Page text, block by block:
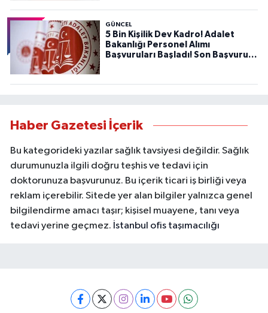
GÜNCEL
5 Bin Kişilik Dev Kadro! Adalet
Bakanlığı Personel Alımı
Başvuruları Başladı! Son Başvuru
Haber Gazetesi İçerik
Bu kategorideki yazılar sağlık tavsiyesi değildir. Sağlık
durumunuzla ilgili doğru teşhis ve tedavi için
doktorunuza başvurunuz. Bu içerik ticari iş birliği veya
reklam içerebilir. Sitede yer alan bilgiler yalnızca genel
bilgilendirme amacı taşır; kişisel muayene, tanı veya
tedavi yerine geçmez. İstanbul ofis taşımacılığı